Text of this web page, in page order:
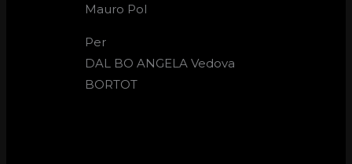
Mauro Pol
Per
DAL BO ANGELA Vedova
BORTOT